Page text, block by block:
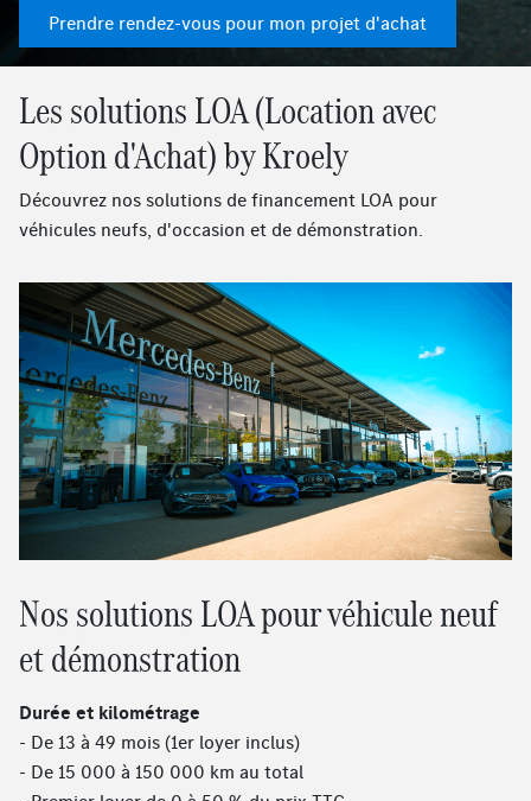
Prendre rendez-vous pour mon projet d'achat
Les solutions LOA (Location avec
Option d'Achat) by Kroely
Découvrez nos solutions de financement LOA pour
véhicules neufs, d'occasion et de démonstration.
Nos solutions LOA pour véhicule neuf
et démonstration
Durée et kilométrage
- De 13 à 49 mois (1er loyer inclus)
- De 15 000 à 150 000 km au total